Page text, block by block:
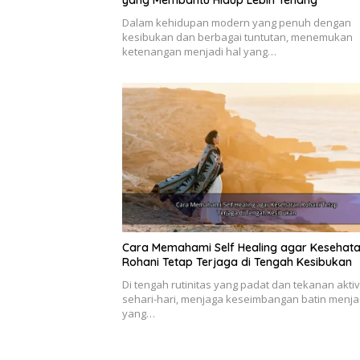
Mengurangi Stres dan
mengurangi stres dan kecemasan.
pikiran dan tubuh, sehingga kita
fokus.
Praktik untuk
Meningkatkan kesehatan rohani
membutuhkan komitmen dan
Meditasi dan Mindfulness
Meditasi dan mindfulness adalah
sekarang. Praktik ini membantu
meningkatkan kedamaian batin.
Doa dan Refleksi
Doa dan refleksi membantu kita
sendiri. Melalui doa, kita dapat
Dalam kehidupan modern yang penuh dengan
kesibukan dan berbagai tuntutan, menemukan
ketenangan menjadi hal yang…
Cara Memahami Self Healing agar
Rohani Tetap Terjaga di Tengah Kesibukan
Di tengah rutinitas yang padat dan tekanan
sehari-hari, menjaga keseimbangan batin
yang…